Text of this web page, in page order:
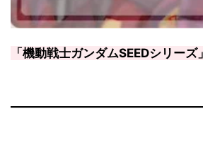
「機動戦士ガンダムSEEDシリーズ